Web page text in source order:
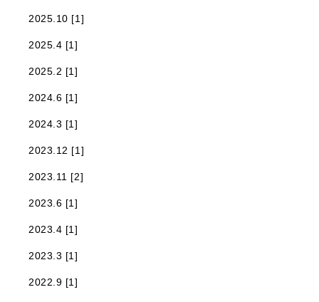
2025.10 [1]
2025.4 [1]
2025.2 [1]
2024.6 [1]
2024.3 [1]
2023.12 [1]
2023.11 [2]
2023.6 [1]
2023.4 [1]
2023.3 [1]
2022.9 [1]